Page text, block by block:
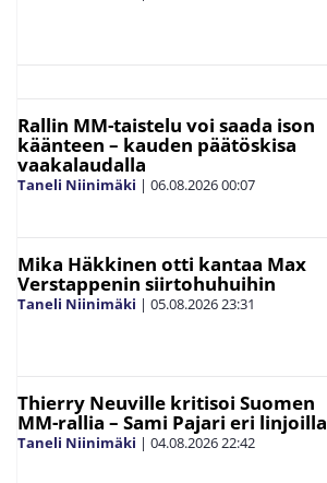
Rallin MM-taistelu voi saada ison
käänteen – kauden päätöskisa
vaakalaudalla
Taneli Niinimäki | 06.08.202600:07
Mika Häkkinen otti kantaa Max
Verstappenin siirtohuhuihin
Taneli Niinimäki | 05.08.202623:31
Thierry Neuville kritisoi Suomen
MM-rallia – Sami Pajari eri linjoilla
Taneli Niinimäki | 04.08.202622:42